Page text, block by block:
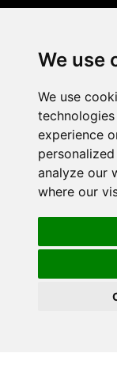
We use
We use
experience
analyze our
where our